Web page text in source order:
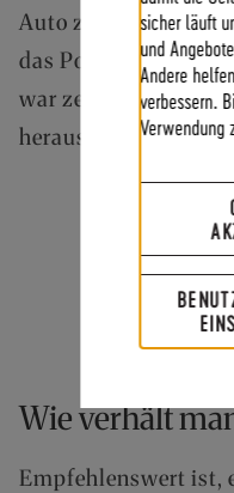
sicher läuft
und
Andere
verbessern.
Verwendung
Auto zurück
das Polster aus den
war zerbissen und
herausgerissen.
Wie verhält
Empfehlenswert ist,